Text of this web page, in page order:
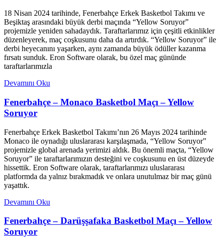
18 Nisan 2024 tarihinde, Fenerbahçe Erkek Basketbol Takımı ve
Beşiktaş arasındaki büyük derbi maçında “Yellow Soruyor”
projemizle yeniden sahadaydık. Taraftarlarımız için çeşitli etkinlikler
düzenleyerek, maç coşkusunu daha da artırdık. “Yellow Soruyor” ile
derbi heyecanını yaşarken, aynı zamanda büyük ödüller kazanma
fırsatı sunduk. Eron Software olarak, bu özel maç gününde
taraftarlarımızla
Devamını Oku
Fenerbahçe – Monaco Basketbol Maçı – Yellow
Soruyor
Fenerbahçe Erkek Basketbol Takımı’nın 26 Mayıs 2024 tarihinde
Monaco ile oynadığı uluslararası karşılaşmada, “Yellow Soruyor”
projemizle global arenada yerimizi aldık. Bu önemli maçta, “Yellow
Soruyor” ile taraftarlarımızın desteğini ve coşkusunu en üst düzeyde
hissettik. Eron Software olarak, taraftarlarımızı uluslararası
platformda da yalnız bırakmadık ve onlara unutulmaz bir maç günü
yaşattık.
Devamını Oku
Fenerbahçe – Darüşşafaka Basketbol Maçı – Yellow
Soruyor